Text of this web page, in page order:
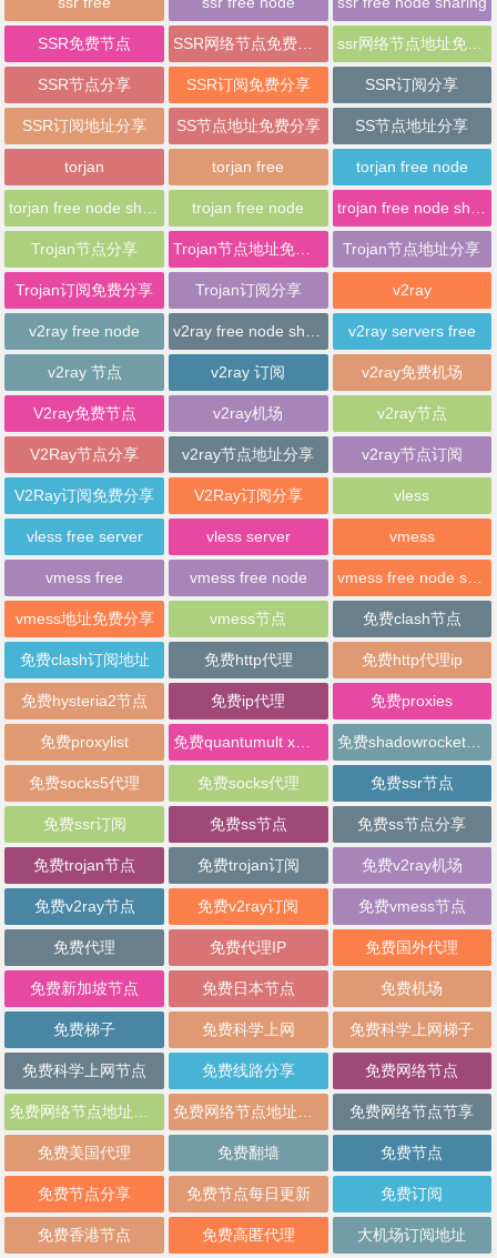
SSR免费节点 ssr网络节点地址免费分享
SSR节点分享 SSR订阅免费分享 SSR订阅分享
SSR订阅地址分享 SS节点地址免费分享 SS节点地址分享
torjan torjan free torjan free node
trojan free node
Trojan节点分享 Trojan节点地址分享
Trojan订阅免费分享 Trojan订阅分享 v2ray
v2ray free node v2ray servers free
v2ray 节点 v2ray 订阅 v2ray免费机场
V2ray免费节点 v2ray机场 v2ray节点
V2Ray节点分享 v2ray节点地址分享 v2ray节点订阅
V2Ray订阅免费分享 V2Ray订阅分享 vless
vless free server vless server vmess
vmess free vmess free node vmess free node sharing
vmess地址免费分享 vmess节点 免费clash节点
免费clash订阅地址 免费http代理 免费http代理ip
免费hysteria2节点 免费ip代理 免费proxies
免费proxylist 免费shadowrocket节点
免费socks5代理 免费socks代理 免费ssr节点
免费ssr订阅 免费ss节点 免费ss节点分享
免费trojan节点 免费trojan订阅 免费v2ray机场
免费v2ray节点 免费v2ray订阅 免费vmess节点
免费代理 免费代理IP 免费国外代理
免费新加坡节点 免费日本节点 免费机场
免费梯子 免费科学上网 免费科学上网梯子
免费科学上网节点 免费线路分享 免费网络节点
免费网络节点节享
免费美国代理 免费翻墙 免费节点
免费节点分享 免费节点每日更新 免费订阅
免费香港节点 免费高匿代理 大机场订阅地址